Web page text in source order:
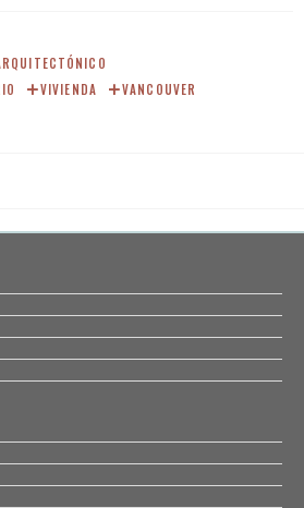
VIVIENDA VANCOUVER